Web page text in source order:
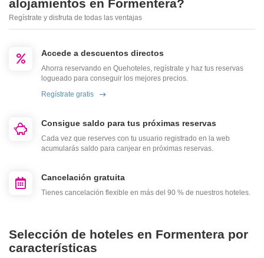
alojamientos en Formentera?
Regístrate y disfruta de todas las ventajas
Accede a descuentos directos
Ahorra reservando en Quehoteles, regístrate y haz tus reservas
logueado para conseguir los mejores precios.
Regístrate gratis
Consigue saldo para tus próximas reservas
Cada vez que reserves con tu usuario registrado en la web
acumularás saldo para canjear en próximas reservas.
Cancelación gratuita
Tienes cancelación flexible en más del 90 % de nuestros hoteles.
Selección de hoteles en Formentera por
características